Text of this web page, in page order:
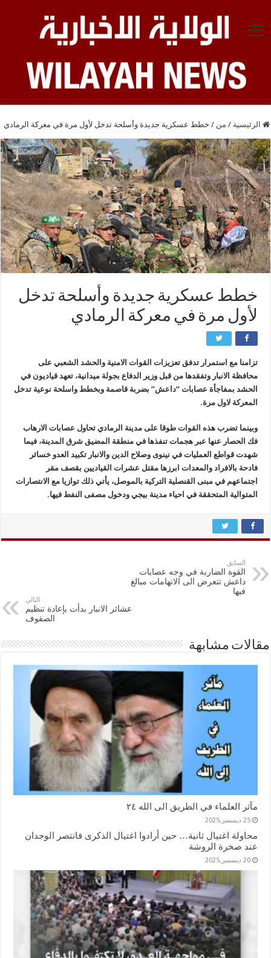
الرئيسية / من / خطط عسكرية جديدة وأسلحة تدخل لأول مرة في معركة الرمادي
خطط عسكرية جديدة وأسلحة تدخل
لأول مرة في معركة الرمادي
تزامنا مع استمرار تدفق تعزيزات القوات الامنية والحشد الشعبي على
محافظة الانبار وتفقدها من قبل وزير الدفاع بجولة ميدانية، تعهد قياديون في
الحشد بمفاجأة عصابات “داعش” بضربة قاصمة وبخطط واسلحة نوعية تدخل
المعركة لاول مرة.
وبينما تضرب هذه القوات طوقا على مدينة الرمادي تحاول عصابات الارهاب
فك الحصار عنها عبر هجمات تنفذها في منطقة المضيق شرق المدينة، فيما
شهدت قواطع العمليات في نينوى وصلاح الدين والانبار تكبيد العدو خسائر
فادحة بالافراد والمعدات ابرزها مقتل عشرات القياديين بقصف مقر
اجتماعهم في مبنى القنصلية التركية بالموصل، يأتي ذلك توازيا مع الانتصارات
المتوالية المتحققة في احياء مدينة بيجي ودخول مصفى النفط فيها.
السابق
القوة الضاربة في وجه عصابات
داعش تتعرض الى الاتهامات مبالغ
فيها
التالي
عشائر الانبار بدأت بإعادة تنظيم
الصفوف
مقالات مشابهة
مآثر العلماء في الطريق الى الله ٢٤
25 ديسمبر,2025
محاولة اغتيال ثانية… حين أرادوا اغتيال الذكرى فانتصر الوجدان
عند صخرة الروشة
20 ديسمبر,2025